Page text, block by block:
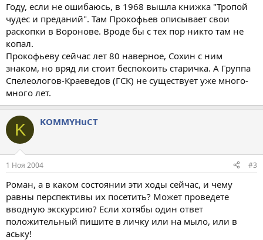
Году, если не ошибаюсь, в 1968 вышла книжка "Тропой
чудес и преданий". Там Прокофьев описывает свои
раскопки в Воронове. Вроде бы с тех пор никто там не
копал.
Прокофьеву сейчас лет 80 наверное, Сохин с ним
знаком, но вряд ли стоит беспокоить старичка. А Группа
Спелеологов-Краеведов (ГСК) не существует уже много-
много лет.
K KOMMYHuCT
1 Ноя 2004 #3
Роман, а в каком состоянии эти ходы сейчас, и чему
равны перспективы их посетить? Может проведете
вводную экскурсию? Если хотябы один ответ
положительный пишите в личку или на мыло, или в
аську!